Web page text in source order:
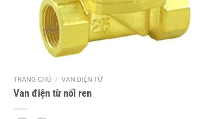
TRANG CHỦ / VAN ĐIỆN TỪ
Van điện từ nối ren